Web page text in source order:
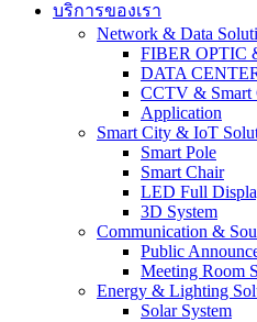
บริการของเรา
Network & Data
FIBER OPTIC
DATA
CCTV & Smart
Application
Smart City & IoT
Smart Pole
Smart Chair
LED Full
3D System
Communication &
Public
Meeting Room
Energy & Lighting
Solar System